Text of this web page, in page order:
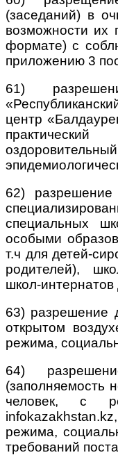
(заседаний) в
возможности их
формате) с
приложению 3
61)
центр
62) разрешение
специальных
особыми
т.ч для детей-
родителей),
школ-
63) разрешение
открытом
режима,
64)
(заполняемость
человек, с
режима,
требований